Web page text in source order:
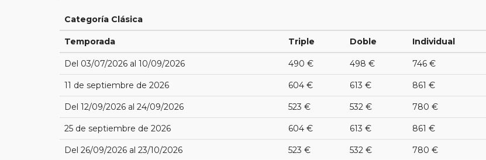
Categoría Clásica
Temporada Triple Doble Individual
Del 03/07/2026 al 10/09/2026 490 € 498 € 746 €
11 de septiembre de 2026 604 € 613 € 861 €
Del 12/09/2026 al 24/09/2026 523 € 532 € 780 €
25 de septiembre de 2026 604 € 613 € 861 €
Del 26/09/2026 al 23/10/2026 523 € 532 € 780 €